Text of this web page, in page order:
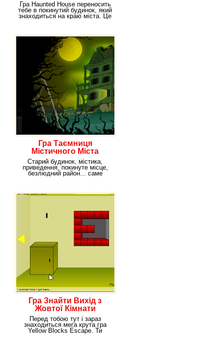
Гра Haunted House переносить
тебе в покинутий будинок, який
знаходиться на краю міста. Це
Гра Таємниця
Містичного Міста
Старий будинок, містика,
приведення, покинуте місце,
безлюдний район... саме
Гра Знайти Вихід з
Жовтої Кімнати
Перед тобою тут і зараз
знаходиться мега крута гра
Yellow Blocks Escape. Ти